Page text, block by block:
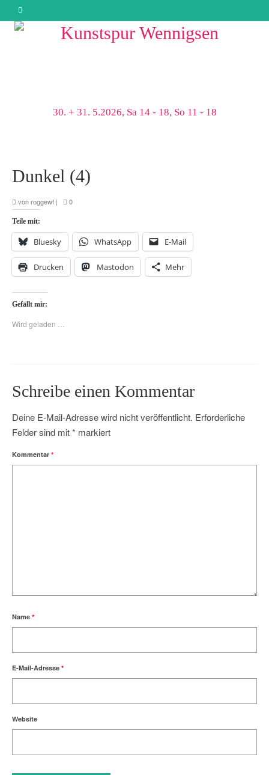
30. + 31. 5.2026, Sa 14 - 18, So 11 - 18
Dunkel (4)
vonroggewf | 0
Teile mit:
Bluesky WhatsApp E-Mail
Drucken Mastodon Mehr
Gefällt mir:
Wird geladen …
Schreibe einen Kommentar
Deine E-Mail-Adresse wird nicht veröffentlicht. Erforderliche
Felder sind mit* markiert
Kommentar *
Name *
E-Mail-Adresse *
Website